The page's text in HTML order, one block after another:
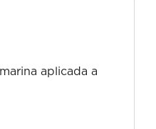
aplicada a